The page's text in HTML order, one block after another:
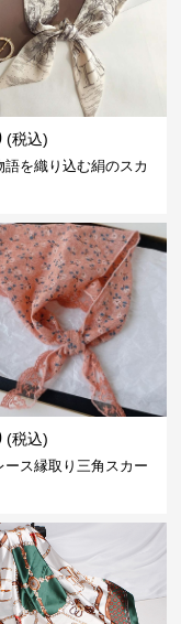
(税込)
語を織り込む絹のスカ
(税込)
ース縁取り三角スカー